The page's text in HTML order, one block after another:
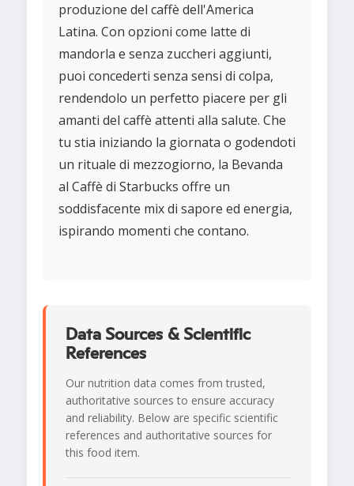
produzione del caffè dell'America
Latina. Con opzioni come latte di
mandorla e senza zuccheri aggiunti,
puoi concederti senza sensi di colpa,
rendendolo un perfetto piacere per gli
amanti del caffè attenti alla salute. Che
tu stia iniziando la giornata o godendoti
un rituale di mezzogiorno, la Bevanda
al Caffè di Starbucks offre un
soddisfacente mix di sapore ed energia,
ispirando momenti che contano.
Data Sources & Scientific
References
Our nutrition data comes from trusted,
authoritative sources to ensure accuracy
and reliability. Below are specific scientific
references and authoritative sources for
this food item.